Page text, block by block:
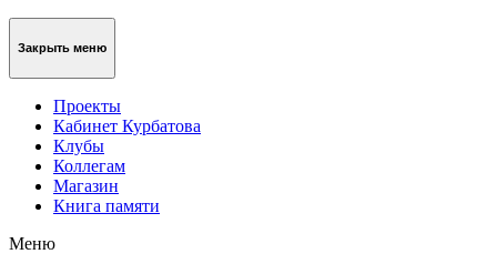
Закрыть меню
Проекты
Кабинет Курбатова
Клубы
Коллегам
Магазин
Книга памяти
Меню